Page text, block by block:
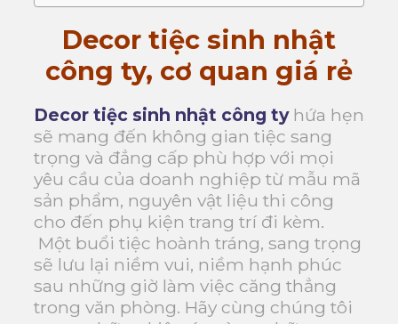
Decor tiệc sinh nhật
công ty, cơ quan giá rẻ
Decor tiệc sinh nhật công tyhứa hẹn
sẽ mang đến không gian tiệc sang
trọng và đẳng cấp phù hợp với mọi
yêu cầu của doanh nghiệp từ mẫu mã
sản phẩm, nguyên vật liệu thi công
cho đến phụ kiện trang trí đi kèm.
Một buổi tiệc hoành tráng, sang trọng
sẽ lưu lại niềm vui, niềm hạnh phúc
sau những giờ làm việc căng thẳng
trong văn phòng. Hãy cùng chúng tôi